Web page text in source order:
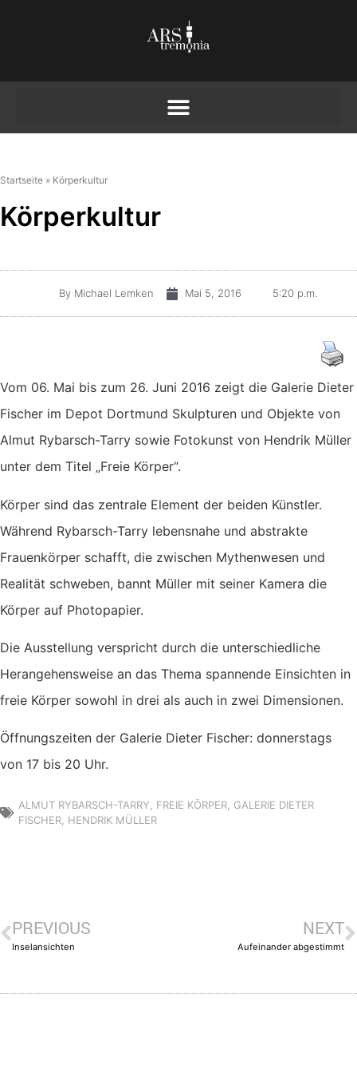
Startseite » Körperkultur
Körperkultur
By Michael Lemken Mai 5, 2016 5:20 p.m.
Vom 06. Mai bis zum 26. Juni 2016 zeigt die Galerie Dieter
Fischer im Depot Dortmund Skulpturen und Objekte von
Almut Rybarsch-Tarry sowie Fotokunst von Hendrik Müller
unter dem Titel „Freie Körper“.
Körper sind das zentrale Element der beiden Künstler.
Während Rybarsch-Tarry lebensnahe und abstrakte
Frauenkörper schafft, die zwischen Mythenwesen und
Realität schweben, bannt Müller mit seiner Kamera die
Körper auf Photopapier.
Die Ausstellung verspricht durch die unterschiedliche
Herangehensweise an das Thema spannende Einsichten in
freie Körper sowohl in drei als auch in zwei Dimensionen.
Öffnungszeiten der Galerie Dieter Fischer: donnerstags
von 17 bis 20 Uhr.
ALMUT RYBARSCH-TARRY FREIE KÖRPER GALERIE DIETER
FISCHER HENDRIK MÜLLER
PREVIOUS
Inselansichten
NEXT
Aufeinander abgestimmt